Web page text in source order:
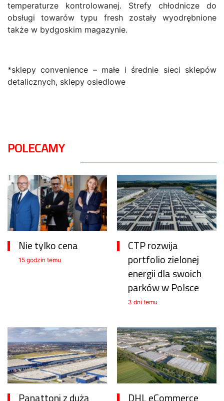
temperaturze kontrolowanej. Strefy chłodnicze do
obsługi towarów typu fresh zostały wyodrębnione
także w bydgoskim magazynie.
*sklepy convenience – małe i średnie sieci sklepów
detalicznych, sklepy osiedlowe
POLECAMY
Nie tylko cena
15 godzin temu
CTP rozwija
portfolio zielonej
energii dla swoich
parków w Polsce
3 dni temu
Panattoni z dużą DHL eCommerce